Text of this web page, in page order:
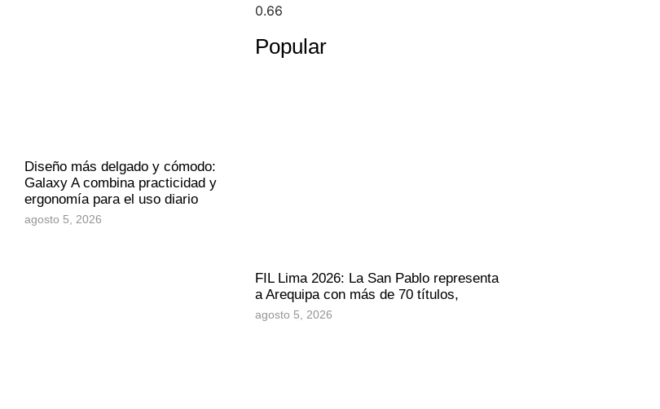
Diseño más delgado y cómodo:
Galaxy A combina practicidad y
ergonomía para el uso diario
agosto 5, 2026
Popular
FIL Lima 2026: La San Pablo representa
a Arequipa con más de 70 títulos,
agosto 5, 2026